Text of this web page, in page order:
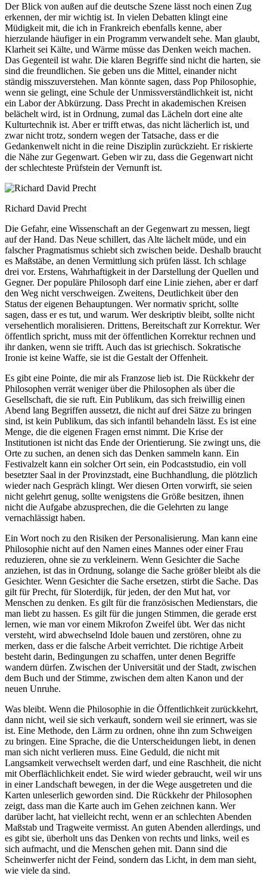
Der Blick von außen auf die deutsche Szene lässt noch einen Zug
erkennen, der mir wichtig ist. In vielen Debatten klingt eine
Müdigkeit mit, die ich in Frankreich ebenfalls kenne, aber
hierzulande häufiger in ein Programm verwandelt sehe. Man glaubt,
Klarheit sei Kälte, und Wärme müsse das Denken weich machen.
Das Gegenteil ist wahr. Die klaren Begriffe sind nicht die harten, sie
sind die freundlichen. Sie geben uns die Mittel, einander nicht
ständig misszuverstehen. Man könnte sagen, dass Pop Philosophie,
wenn sie gelingt, eine Schule der Unmissverständlichkeit ist, nicht
ein Labor der Abkürzung. Dass Precht in akademischen Kreisen
belächelt wird, ist in Ordnung, zumal das Lächeln dort eine alte
Kulturtechnik ist. Aber er trifft etwas, das nicht lächerlich ist, und
zwar nicht trotz, sondern wegen der Tatsache, dass er die
Gedankenwelt nicht in die reine Disziplin zurückzieht. Er riskierte
die Nähe zur Gegenwart. Geben wir zu, dass die Gegenwart nicht
der schlechteste Prüfstein der Vernunft ist.
Richard David Precht
Die Gefahr, eine Wissenschaft an der Gegenwart zu messen, liegt
auf der Hand. Das Neue schillert, das Alte lächelt müde, und ein
falscher Pragmatismus schiebt sich zwischen beide. Deshalb braucht
es Maßstäbe, an denen Vermittlung sich prüfen lässt. Ich schlage
drei vor. Erstens, Wahrhaftigkeit in der Darstellung der Quellen und
Gegner. Der populäre Philosoph darf eine Linie ziehen, aber er darf
den Weg nicht verschweigen. Zweitens, Deutlichkeit über den
Status der eigenen Behauptungen. Wer normativ spricht, sollte
sagen, dass er es tut, und warum. Wer deskriptiv bleibt, sollte nicht
versehentlich moralisieren. Drittens, Bereitschaft zur Korrektur. Wer
öffentlich spricht, muss mit der öffentlichen Korrektur rechnen und
ihr danken, wenn sie trifft. Auch das ist griechisch. Sokratische
Ironie ist keine Waffe, sie ist die Gestalt der Offenheit.
Es gibt eine Pointe, die mir als Franzose lieb ist. Die Rückkehr der
Philosophen verrät weniger über die Philosophen als über die
Gesellschaft, die sie ruft. Ein Publikum, das sich freiwillig einen
Abend lang Begriffen aussetzt, die nicht auf drei Sätze zu bringen
sind, ist kein Publikum, das sich infantil behandeln lässt. Es ist eine
Menge, die die eigenen Fragen ernst nimmt. Die Krise der
Institutionen ist nicht das Ende der Orientierung. Sie zwingt uns, die
Orte zu suchen, an denen sich das Denken sammeln kann. Ein
Festivalzelt kann ein solcher Ort sein, ein Podcaststudio, ein voll
besetzter Saal in der Provinzstadt, eine Buchhandlung, die plötzlich
wieder nach Gespräch klingt. Wer diesen Orten vorwirft, sie seien
nicht gelehrt genug, sollte wenigstens die Größe besitzen, ihnen
nicht die Aufgabe abzusprechen, die die Gelehrten zu lange
vernachlässigt haben.
Ein Wort noch zu den Risiken der Personalisierung. Man kann eine
Philosophie nicht auf den Namen eines Mannes oder einer Frau
reduzieren, ohne sie zu verkleinern. Wenn Gesichter die Sache
anziehen, ist das in Ordnung, solange die Sache größer bleibt als die
Gesichter. Wenn Gesichter die Sache ersetzen, stirbt die Sache. Das
gilt für Precht, für Sloterdijk, für jeden, der den Mut hat, vor
Menschen zu denken. Es gilt für die französischen Medienstars, die
man liebt zu hassen. Es gilt für die jungen Stimmen, die gerade erst
lernen, wie man vor einem Mikrofon Zweifel übt. Wer das nicht
versteht, wird abwechselnd Idole bauen und zerstören, ohne zu
merken, dass er die falsche Arbeit verrichtet. Die richtige Arbeit
besteht darin, Bedingungen zu schaffen, unter denen Begriffe
wandern dürfen. Zwischen der Universität und der Stadt, zwischen
dem Buch und der Stimme, zwischen dem alten Kanon und der
neuen Unruhe.
Was bleibt. Wenn die Philosophie in die Öffentlichkeit zurückkehrt,
dann nicht, weil sie sich verkauft, sondern weil sie erinnert, was sie
ist. Eine Methode, den Lärm zu ordnen, ohne ihn zum Schweigen
zu bringen. Eine Sprache, die die Unterscheidungen liebt, in denen
man sich nicht verlieren muss. Eine Geduld, die nicht mit
Langsamkeit verwechselt werden darf, und eine Raschheit, die nicht
mit Oberflächlichkeit endet. Sie wird wieder gebraucht, weil wir uns
in einer Landschaft bewegen, in der die Wege ausgetreten und die
Karten unleserlich geworden sind. Die Rückkehr der Philosophen
zeigt, dass man die Karte auch im Gehen zeichnen kann. Wer
darüber lacht, hat vielleicht recht, wenn er an schlechten Abenden
Maßstab und Tragweite vermisst. An guten Abenden allerdings, und
es gibt sie, überholt uns das Denken von rechts und links, weil es
sich aufmacht, und die Menschen gehen mit. Dann sind die
Scheinwerfer nicht der Feind, sondern das Licht, in dem man sieht,
wie viele da sind.